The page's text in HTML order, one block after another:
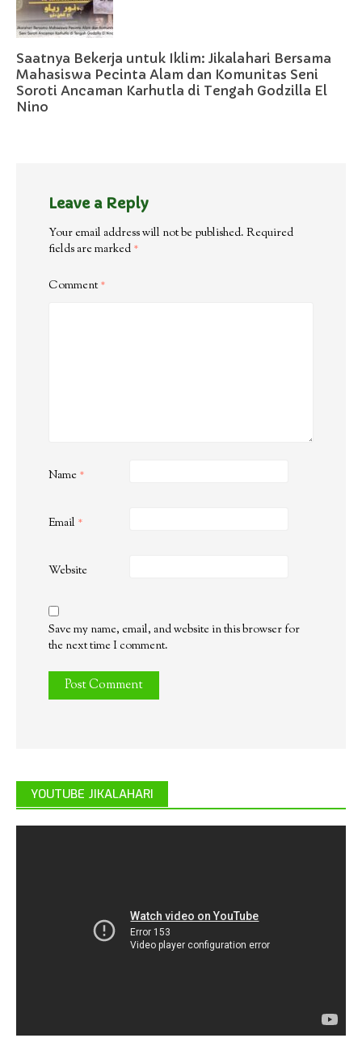
Saatnya Bekerja untuk Iklim: Jikalahari Bersama
Mahasiswa Pecinta Alam dan Komunitas Seni
Soroti Ancaman Karhutla di Tengah Godzilla El
Nino
Leave a Reply
Your email address will not be published. Required
fields are marked *
Comment*
Name *
Email *
Website
Save my name, email, and website in this browser for
the next time I comment.
YOUTUBE JIKALAHARI